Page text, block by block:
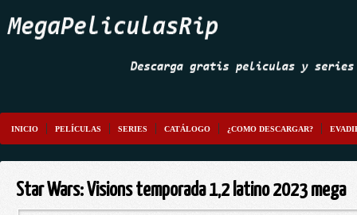
INICIO PELÍCULAS SERIES CATÁLOGO ¿COMO DESCARGAR?
Star Wars: Visions temporada 1,2 latino 2023 mega